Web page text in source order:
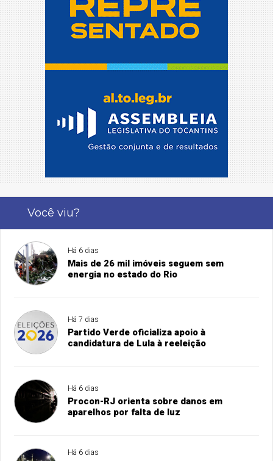
Você viu?
Há 6 dias
Mais de 26 mil imóveis seguem sem
energia no estado do Rio
Há 7 dias
Partido Verde oficializa apoio à
candidatura de Lula à reeleição
Há 6 dias
Procon-RJ orienta sobre danos em
aparelhos por falta de luz
Há 6 dias